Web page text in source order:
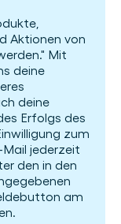
Aktionen von
Mit
deine
deine
Erfolgs des
zum
jederzeit
den in den
am